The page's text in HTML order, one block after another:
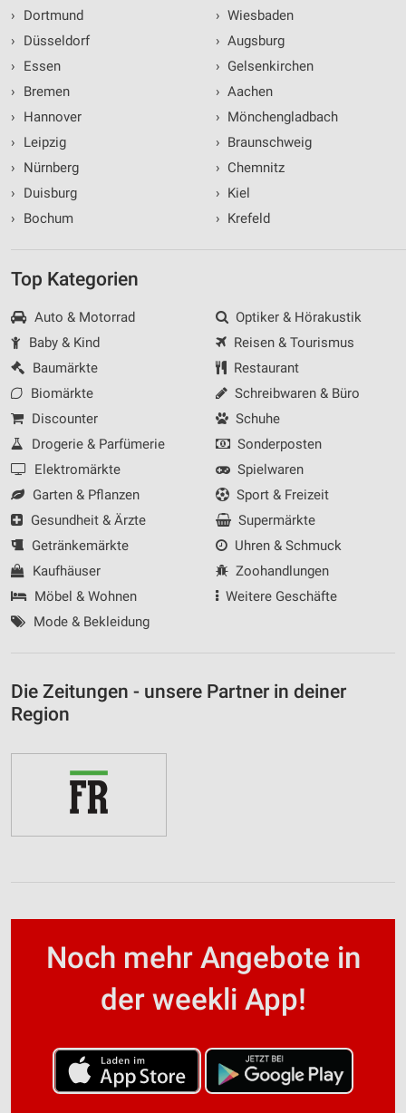
›
Dortmund
›
Düsseldorf
›
Essen
›
Bremen
›
Hannover
›
Leipzig
›
Nürnberg
›
Duisburg
›
Bochum
› Wiesbaden
› Augsburg
› Gelsenkirchen
› Aachen
› Mönchengladbach
› Braunschweig
› Chemnitz
› Kiel
› Krefeld
Top Kategorien
Auto & Motorrad
Baby & Kind
Baumärkte
Biomärkte
Discounter
Drogerie & Parfümerie
Elektromärkte
Garten & Pflanzen
Gesundheit & Ärzte
Getränkemärkte
Kaufhäuser
Möbel & Wohnen
Mode & Bekleidung
Optiker & Hörakustik
Reisen & Tourismus
Restaurant
Schreibwaren & Büro
Schuhe
Sonderposten
Spielwaren
Sport & Freizeit
Supermärkte
Uhren & Schmuck
Zoohandlungen
Weitere Geschäfte
Die Zeitungen - unsere Partner in deiner
Region
Noch mehr Angebote in
der weekli App!